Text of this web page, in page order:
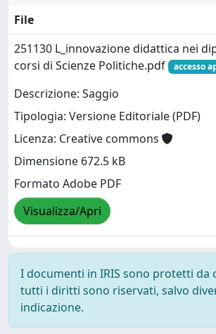
File
251130 L_innovazione didattica nei
corsi di Scienze Politiche.pdf
accesso
Descrizione: Saggio
Tipologia: Versione Editoriale (PDF)
Licenza: Creative commons
Dimensione 672.5 kB
Formato Adobe PDF
Visualizza/Apri
I documenti in IRIS sono protetti da
tutti i diritti sono riservati, salvo
indicazione.